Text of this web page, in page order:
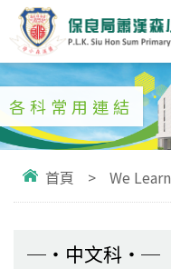
各科常用連結
首頁 > We Learn
中文科